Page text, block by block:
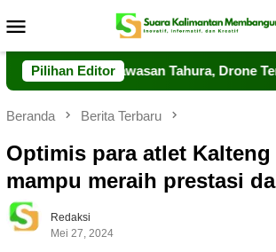
ke
Mobile
Pilihan Editor
Pengawasan Tahura, Drone Terbang
Beranda Berita Terbaru
Optimis para atlet Kalteng
mampu meraih prestasi
Redaksi
Mei 27, 2024